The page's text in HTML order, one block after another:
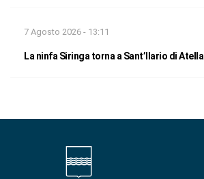
7 Agosto 2026 - 13:11
La ninfa Siringa torna a Sant’Ilario di Atella